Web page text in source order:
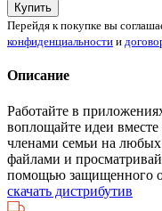
Купить
Перейдя к покупке вы
конфиденциальности и
Описание
Работайте в
воплощайте идеи
членами семьи на любых
файлами и
помощью защищенного
скачать дистрибутив